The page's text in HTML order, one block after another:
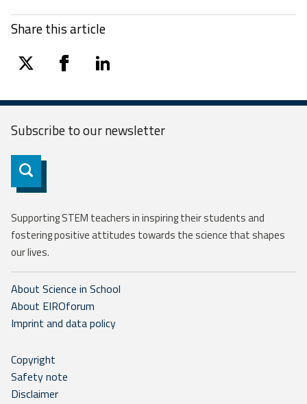
Share this article
twitter facebooklinkedin
Subscribe to ournewsletter
Subscribe
Supporting STEM teachers in inspiring their students and
fostering positive attitudes towards the science that shapes
our lives.
About Science in School
About EIROforum
Imprint and data policy
Copyright
Safety note
Disclaimer